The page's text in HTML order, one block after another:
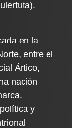
en la
entre el
Ártico,
nación
y